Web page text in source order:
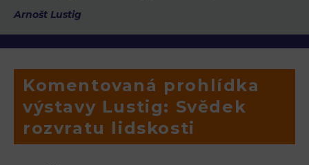
Arnošt Lustig
Komentovaná prohlídka
výstavy Lustig: Svědek
rozvratu lidskosti